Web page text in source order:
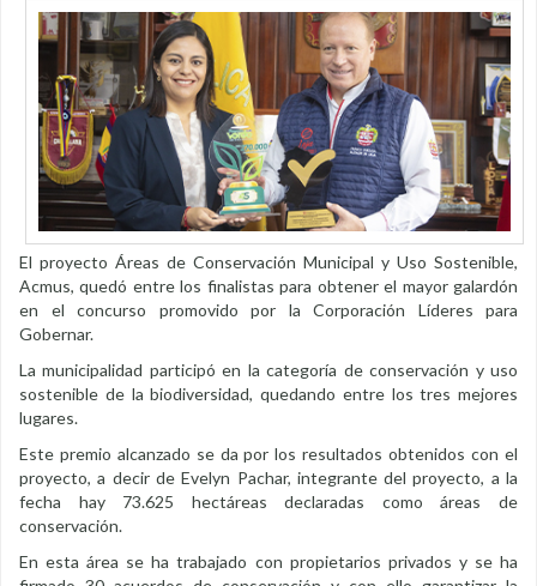
El proyecto Áreas de Conservación Municipal y Uso Sostenible,
Acmus, quedó entre los finalistas para obtener el mayor galardón
en el concurso promovido por la Corporación Líderes para
Gobernar.
La municipalidad participó en la categoría de conservación y uso
sostenible de la biodiversidad, quedando entre los tres mejores
lugares.
Este premio alcanzado se da por los resultados obtenidos con el
proyecto, a decir de Evelyn Pachar, integrante del proyecto, a la
fecha hay 73.625 hectáreas declaradas como áreas de
conservación.
En esta área se ha trabajado con propietarios privados y se ha